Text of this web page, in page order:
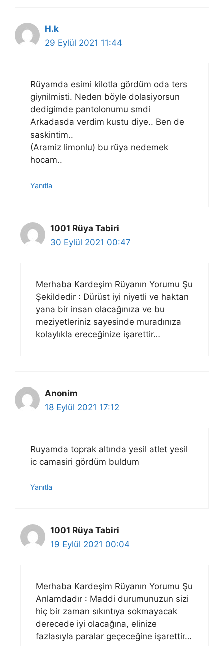
H.k
29 Eylül 2021 11:44
Rüyamda esimi kilotla gördüm oda ters
giynilmisti. Neden böyle dolasiyorsun
dedigimde pantolonumu smdi
Arkadasda verdim kustu diye.. Ben de
saskintim..
(Aramiz limonlu) bu rüya nedemek
hocam..
Yanıtla
1001 Rüya Tabiri
30 Eylül 2021 00:47
Merhaba Kardeşim Rüyanın Yorumu Şu
Şekildedir : Dürüst iyi niyetli ve haktan
yana bir insan olacağınıza ve bu
meziyetleriniz sayesinde muradınıza
kolaylıkla ereceğinize işarettir…
Anonim
18 Eylül 2021 17:12
Ruyamda toprak altında yesil atlet yesil
ic camasiri gördüm buldum
Yanıtla
1001 Rüya Tabiri
19 Eylül 2021 00:04
Merhaba Kardeşim Rüyanın Yorumu Şu
Anlamdadır : Maddi durumunuzun sizi
hiç bir zaman sıkıntıya sokmayacak
derecede iyi olacağına, elinize
fazlasıyla paralar geçeceğine işarettir…